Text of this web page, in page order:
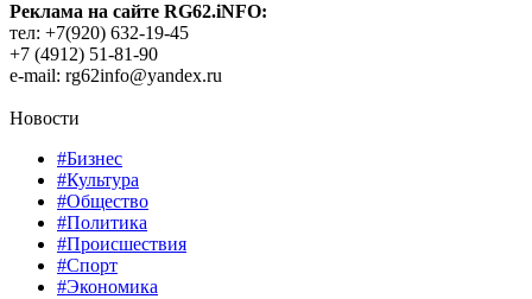
Реклама на сайте RG62.iNFO:
тел: +7(920) 632-19-45
+7 (4912) 51-81-90
e-mail: rg62info@yandex.ru
Новости
#Бизнес
#Культура
#Общество
#Политика
#Происшествия
#Спорт
#Экономика